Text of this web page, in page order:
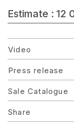
Estimate : 12
Video
Press release
Sale Catalogue
Share